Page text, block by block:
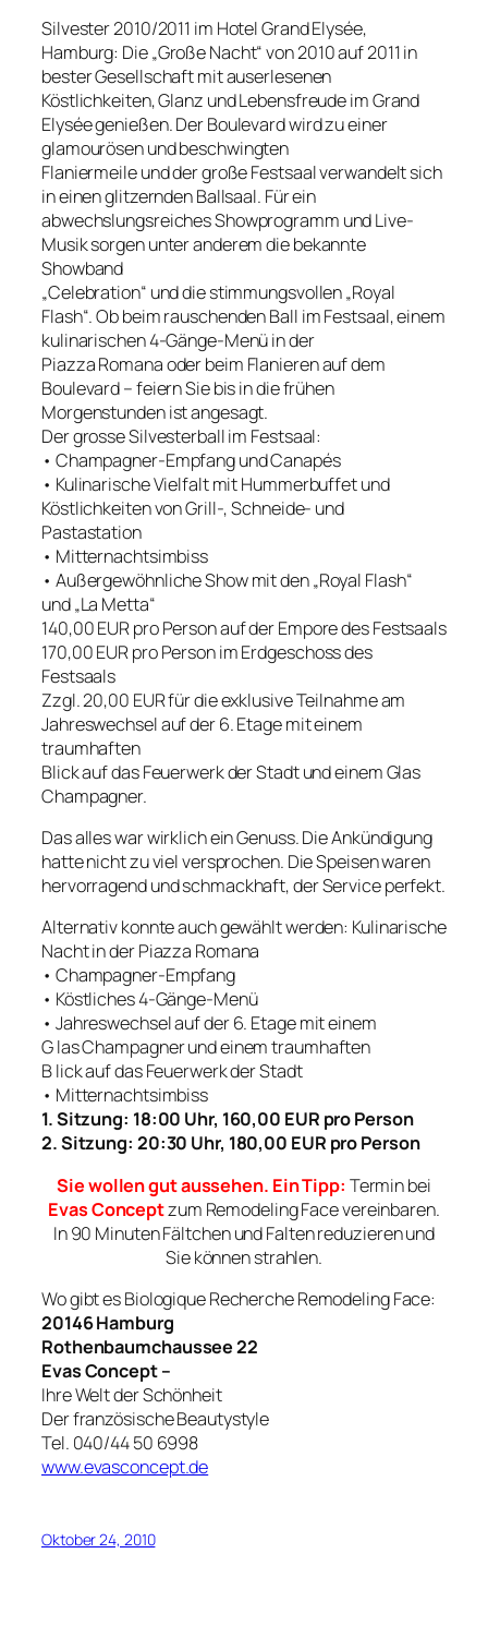
Silvester 2010/2011 im Hotel Grand Elysée,
Hamburg: Die „Große Nacht“ von 2010 auf 2011 in
bester Gesellschaft mit auserlesenen
Köstlichkeiten, Glanz und Lebensfreude im Grand
Elysée genießen. Der Boulevard wird zu einer
glamourösen und beschwingten
Flaniermeile und der große Festsaal verwandelt sich
in einen glitzernden Ballsaal. Für ein
abwechslungsreiches Showprogramm und Live-
Musik sorgen unter anderem die bekannte
Showband
„Celebration“ und die stimmungsvollen „Royal
Flash“. Ob beim rauschenden Ball im Festsaal, einem
kulinarischen 4-Gänge-Menü in der
Piazza Romana oder beim Flanieren auf dem
Boulevard – feiern Sie bis in die frühen
Morgenstunden ist angesagt.
Der grosse Silvesterball im Festsaal:
• Champagner-Empfang und Canapés
• Kulinarische Vielfalt mit Hummerbuffet und
Köstlichkeiten von Grill-, Schneide- und
Pastastation
• Mitternachtsimbiss
• Außergewöhnliche Show mit den „Royal Flash“
und „La Metta“
140,00 EUR pro Person auf der Empore des Festsaals
170,00 EUR pro Person im Erdgeschoss des
Festsaals
Zzgl. 20,00 EUR für die exklusive Teilnahme am
Jahreswechsel auf der 6. Etage mit einem
traumhaften
Blick auf das Feuerwerk der Stadt und einem Glas
Champagner.
Das alles war wirklich ein Genuss. Die Ankündigung
hatte nicht zu viel versprochen. Die Speisen waren
hervorragend und schmackhaft, der Service perfekt.
Alternativ konnte auch gewählt werden: Kulinarische
Nacht in der Piazza Romana
• Champagner-Empfang
• Köstliches 4-Gänge-Menü
• Jahreswechsel auf der 6. Etage mit einem
G las Champagner und einem traumhaften
B lick auf das Feuerwerk der Stadt
• Mitternachtsimbiss
1. Sitzung: 18:00 Uhr, 160,00 EUR pro Person
2. Sitzung: 20:30 Uhr, 180,00 EUR pro Person
Sie wollen gut aussehen. Ein Tipp: Termin bei
Evas Conceptzum Remodeling Face vereinbaren.
In 90 Minuten Fältchen und Falten reduzieren und
Sie können strahlen.
Wo gibt es Biologique Recherche Remodeling Face:
20146 Hamburg
Rothenbaumchaussee 22
Evas Concept –
Ihre Welt der Schönheit
Der französische Beautystyle
Tel. 040/44 50 6998
www.evasconcept.de
Oktober 24, 2010